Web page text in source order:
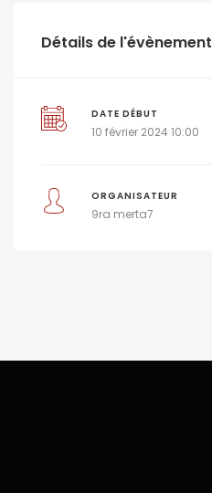
Détails de l'évènement
DATE DÉBUT
10 février 2024 10:00
ORGANISATEUR
9ra merta7